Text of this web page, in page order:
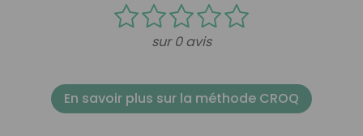
sur 0 avis
En savoir plus sur la méthode CROQ